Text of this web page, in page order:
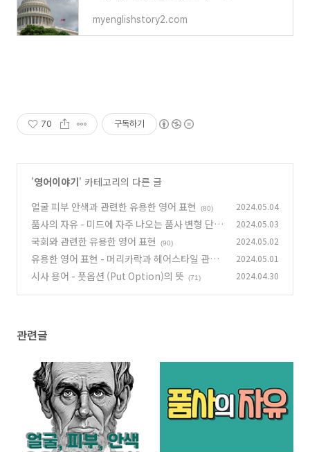
myenglishstory2.com
70 구독하기
'영어이야기' 카테고리의 다른 글
얼굴 피부 안색과 관련한 유용한 영어 표현
(80) 2024.05.04
품사의 자유 - 미드에 자주 나오는 품사 변형 단어
(83)
2024.05.03
국회와 관련한 유용한 영어 표현 (90) 2024.05.02
유용한 영어 표현 - 머리카락과 헤어스타일 관련
영단어 총정리
(68)
2024.05.01
시사 용어 - 풋옵션 (Put Option)의 뜻 (71) 2024.04.30
관련글